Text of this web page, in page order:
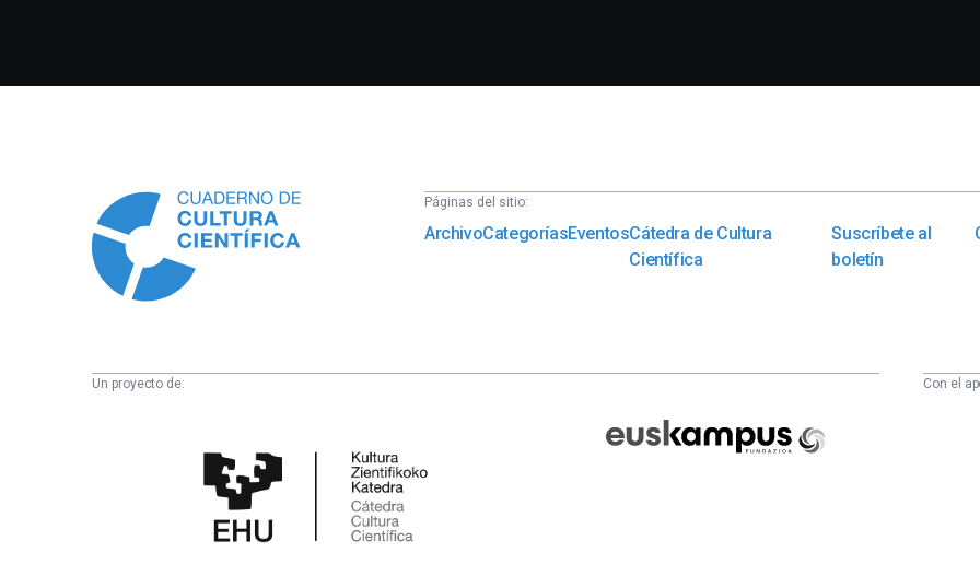
Páginas del sitio:
ArchivoCategoríasEventosCátedra de Cultura
Científica
Suscríbete al
boletín
Un proyecto de:
Científica
Fundazioa
Con el